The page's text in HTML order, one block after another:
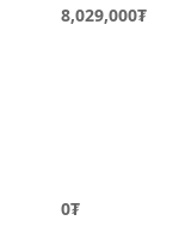
8,029,000₮
0₮